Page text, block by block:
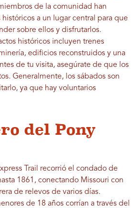
de la comunidad han
a un lugar central para que
sobre ellos y disfrutarlos.
históricos incluyen trenes
edificios reconstruidos y una
de tu visita, asegúrate de que los
Generalmente, los sábados son
ya que hay voluntarios
del Pony
Trail recorrió el condado de
1861, conectando Missouri con
de relevos de varios días.
de 18 años corrían a través del